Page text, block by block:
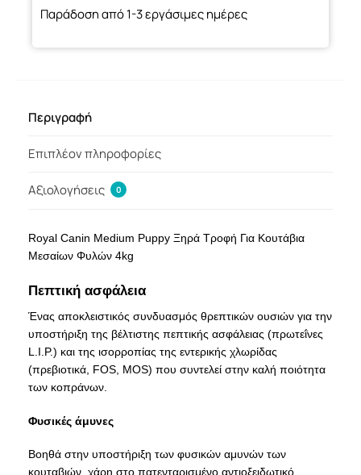
Παράδοση από 1-3 εργάσιμες ημέρες
Περιγραφή
Επιπλέον πληροφορίες
Αξιολογήσεις 0
Royal Canin Medium Puppy Ξηρά Τροφή Για Κουτάβια
Μεσαίων Φυλών 4kg
Πεπτική ασφάλεια
Ένας αποκλειστικός συνδυασμός θρεπτικών ουσιών για την
υποστήριξη της βέλτιστης πεπτικής ασφάλειας (πρωτεΐνες
L.I.P.) και της ισορροπίας της εντερικής χλωρίδας
(πρεβιοτικά, FOS, MOS) που συντελεί στην καλή ποιότητα
των κοπράνων.
Φυσικές άμυνες
Βοηθά στην υποστήριξη των φυσικών αμυνών των
κουταβιών, χάρη στο πατενταρισμένο αντιοξειδωτικό